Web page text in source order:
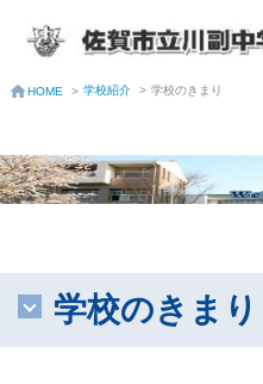
HOME > 学校紹介 > 学校のきまり
学校のきまり